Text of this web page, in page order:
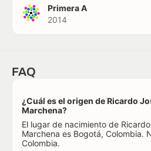
Primera A
2014
FAQ
¿Cuál es el origen de Ricardo
Marchena?
El lugar de nacimiento de
Marchena es Bogotá, Colombia.
Colombia.